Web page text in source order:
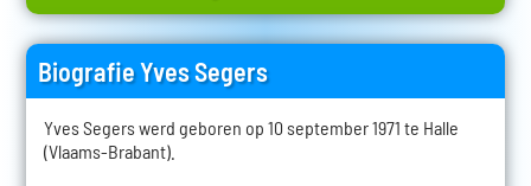
Biografie Yves Segers
Yves Segers werd geboren op 10 september 1971 te Halle
(Vlaams-Brabant).